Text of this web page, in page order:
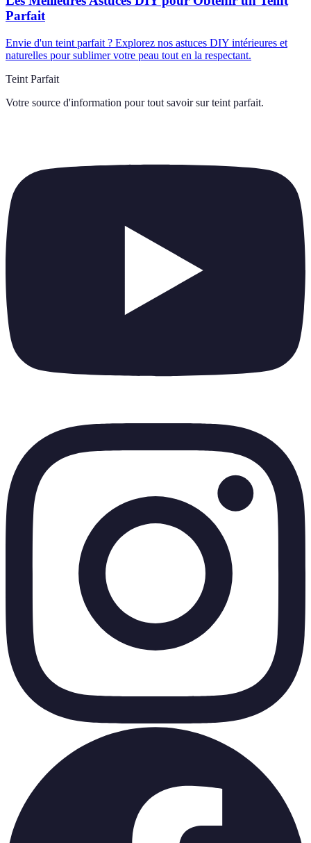
Parfait
Envie d'un teint parfait ? Explorez nos astuces DIY intérieures et
naturelles pour sublimer votre peau tout en la respectant.
Teint Parfait
Votre source d'information pour tout savoir sur teint parfait.